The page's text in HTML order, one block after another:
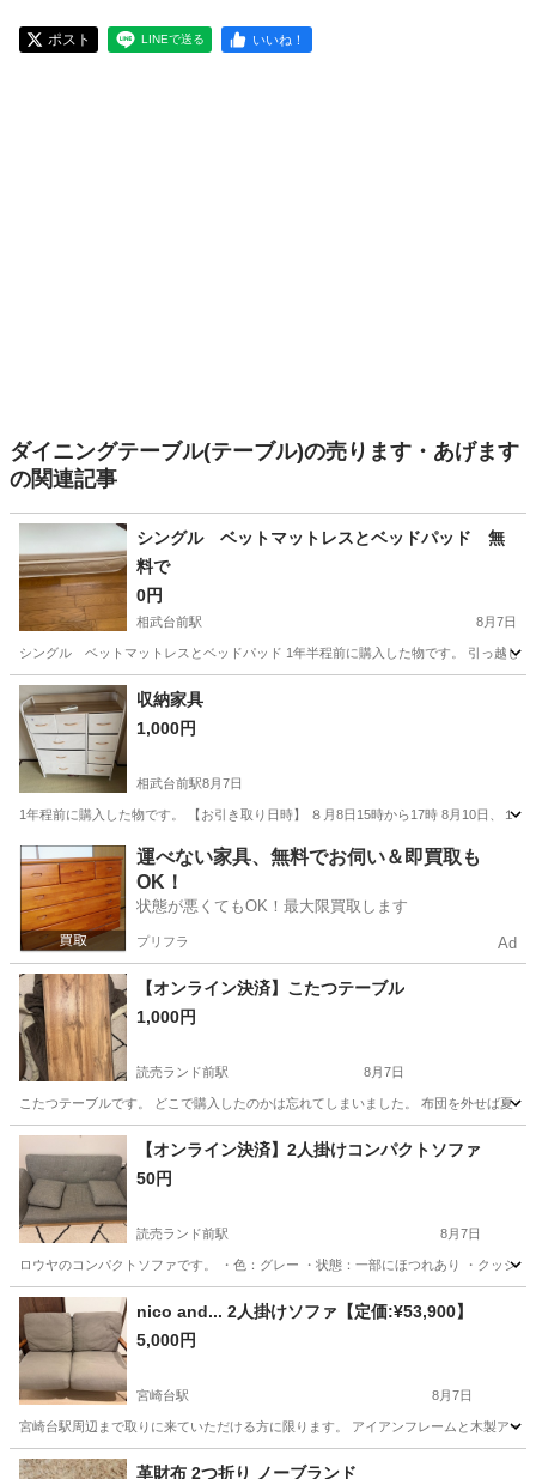
ポスト LINEで送る いいね！
ダイニングテーブル(テーブル)の売ります・あげます
の関連記事
シングル ベットマットレスとベッドパッド 無
料で
0円
相武台前駅 8月7日
シングル ベットマットレスとベッドパッド 1年半程前に購入した物です。 引っ越し
神奈川 座間市 相武台前駅
収納家具
1,000円
相武台前駅8月7日
1年程前に購入した物です。 【お引き取り日時】 ８月8日15時から17時 8月10日、１２
神奈川 座間市 相武台前駅 収納家具 状態
運べない家具、無料でお伺い＆即買取も
OK！
状態が悪くてもOK！最大限買取します
プリフラ Ad
【オンライン決済】こたつテーブル
1,000円
読売ランド前駅 8月7日
こたつテーブルです。 どこで購入したのかは忘れてしまいました。 布団を外せば夏
神奈川 川崎市 読売ランド前駅 テーブル
【オンライン決済】2人掛けコンパクトソファ
50円
読売ランド前駅 8月7日
ロウヤのコンパクトソファです。 ・色：グレー ・状態：一部にほつれあり ・クッシ
神奈川 川崎市 読売ランド前駅
nico and... 2人掛けソファ【定価:¥53,900】
5,000円
宮崎台駅 8月7日
宮崎台駅周辺まで取りに来ていただける方に限ります。 アイアンフレームと木製ア
神奈川 川崎市 宮崎台駅 ソファ
革財布 2つ折り ノーブランド